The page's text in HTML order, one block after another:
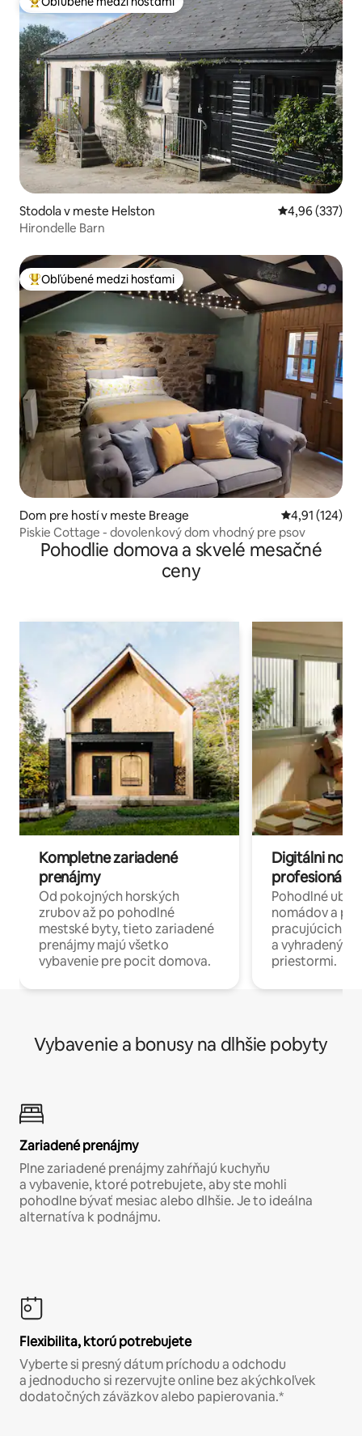
Najobľúbenejšie medzi hosťami
Stodola v meste Helston Priemerné
4,96 (337)
Hirondelle Barn
Najobľúbenejšie medzi hosťami
Obľúbené medzi hosťami
Dom pre hostí v meste Breage Priemerné
4,91 (124)
Piskie Cottage - dovolenkový dom vhodný pre psov
Pohodlie domova a skvelé mesačné
ceny
Kompletne zariadené
prenájmy
Od pokojných horských
zrubov až po pohodlné
mestské byty, tieto zariadené
prenájmy majú všetko
vybavenie pre pocit domova.
Digitálni
profesionáli
Pohodlné
nomádov a
pracujúcich
a
priestormi.
Vybavenie a bonusy na dlhšie pobyty
Zariadené prenájmy
Plne zariadené prenájmy zahŕňajú kuchyňu
a vybavenie, ktoré potrebujete, aby ste mohli
pohodlne bývať mesiac alebo dlhšie. Je to ideálna
alternatíva k podnájmu.
Flexibilita, ktorú potrebujete
Vyberte si presný dátum príchodu a odchodu
a jednoducho si rezervujte online bez akýchkoľvek
dodatočných záväzkov alebo papierovania.*